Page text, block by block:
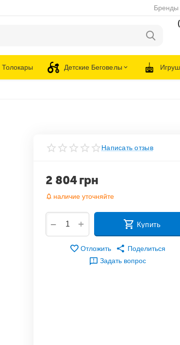
Бренды
Толокары Детские Беговелы
Написать отзыв
2 804грн
наличие уточняйте
+
− Купить
Отложить
Поделиться
Задать вопрос